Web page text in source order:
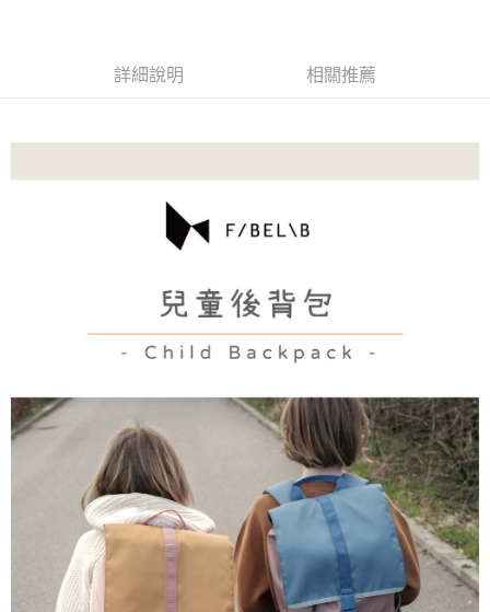
詳細說明 相關推薦